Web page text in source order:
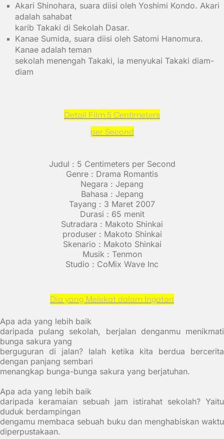
Akari Shinohara, suara diisi oleh Yoshimi Kondo. Akari
adalah sahabat
karib Takaki di Sekolah Dasar.
Kanae Sumida, suara diisi oleh Satomi Hanomura.
Kanae adalah teman
sekolah menengah Takaki, ia menyukai Takaki diam-
diam
Detail Film 5Centimeters
per Second
Judul : 5 Centimeters per Second
Genre : Drama Romantis
Negara : Jepang
Bahasa : Jepang
Tayang : 3 Maret 2007
Durasi : 65 menit
Sutradara : Makoto Shinkai
produser : Makoto Shinkai
Skenario : Makoto Shinkai
Musik : Tenmon
Studio : CoMix Wave Inc
Dia yang Melekat dalam Ingatan
Apa ada yang lebih baik
daripada pulang sekolah, berjalan denganmu menikmati
bunga sakura yang
berguguran di jalan? Ialah ketika kita berdua bercerita
dengan panjang sembari
menangkap bunga-bunga sakura yang berjatuhan.
Apa ada yang lebih baik
daripada keramaian sebuah jam istirahat sekolah? Yaitu
duduk berdampingan
dengamu membaca sebuah buku dan menghabiskan waktu
diperpustakaan.